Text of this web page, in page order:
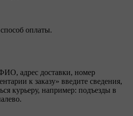
оплаты.
адрес доставки, номер
к заказу» введите сведения,
курьеру, например: подъезды в